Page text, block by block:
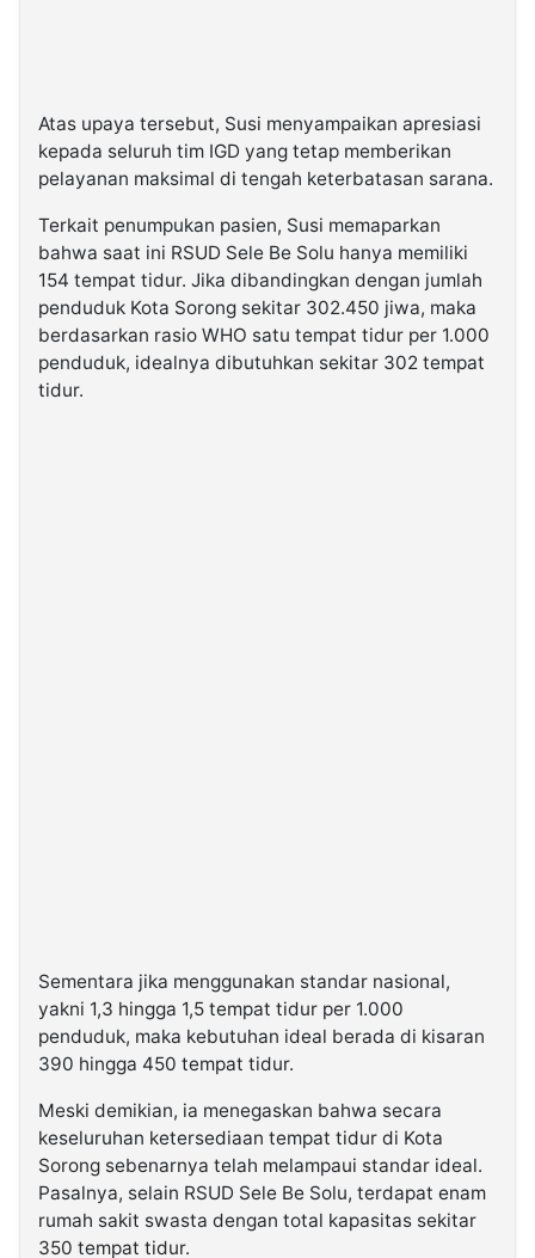
Atas upaya tersebut, Susi menyampaikan apresiasi
kepada seluruh tim IGD yang tetap memberikan
pelayanan maksimal di tengah keterbatasan sarana.
Terkait penumpukan pasien, Susi memaparkan
bahwa saat ini RSUD Sele Be Solu hanya memiliki
154 tempat tidur. Jika dibandingkan dengan jumlah
penduduk Kota Sorong sekitar 302.450 jiwa, maka
berdasarkan rasio WHO satu tempat tidur per 1.000
penduduk, idealnya dibutuhkan sekitar 302 tempat
tidur.
Sementara jika menggunakan standar nasional,
yakni 1,3 hingga 1,5 tempat tidur per 1.000
penduduk, maka kebutuhan ideal berada di kisaran
390 hingga 450 tempat tidur.
Meski demikian, ia menegaskan bahwa secara
keseluruhan ketersediaan tempat tidur di Kota
Sorong sebenarnya telah melampaui standar ideal.
Pasalnya, selain RSUD Sele Be Solu, terdapat enam
rumah sakit swasta dengan total kapasitas sekitar
350 tempat tidur.